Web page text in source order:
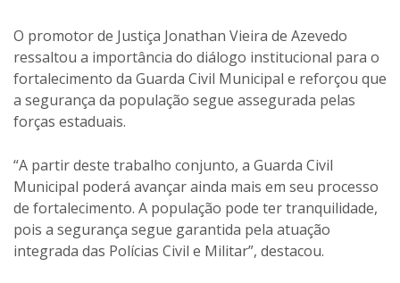
O promotor de Justiça Jonathan Vieira de Azevedo
ressaltou a importância do diálogo institucional para o
fortalecimento da Guarda Civil Municipal e reforçou que
a segurança da população segue assegurada pelas
forças estaduais.
“A partir deste trabalho conjunto, a Guarda Civil
Municipal poderá avançar ainda mais em seu processo
de fortalecimento. A população pode ter tranquilidade,
pois a segurança segue garantida pela atuação
integrada das Polícias Civil e Militar”, destacou.